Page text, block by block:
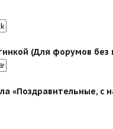
(Для форумов
«Поздравительные, с